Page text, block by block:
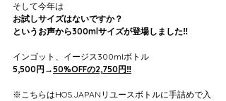
そして今年は
お試しサイズはないですか？
というお声から300mlサイズが登場しました‼️
インゴット、イージス300mlボトル
5,500円→50%OFFの2,750円‼️
※こちらはHOS.JAPANリユースボトルに手詰めで入